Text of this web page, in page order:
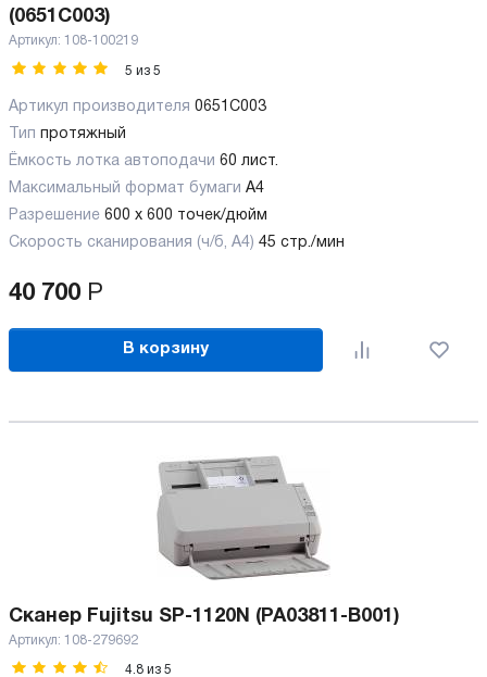
(0651C003)
Артикул: 108-100219
5 из 5
Артикул производителя 0651C003
Тип протяжный
Ёмкость лотка автоподачи 60 лист.
Максимальный формат бумаги А4
Разрешение 600 x 600 точек/дюйм
Скорость сканирования (ч/б, А4) 45 стр./мин
40 700 Р
В корзину
Сканер Fujitsu SP-1120N (PA03811-B001)
Артикул: 108-279692
4.8 из 5